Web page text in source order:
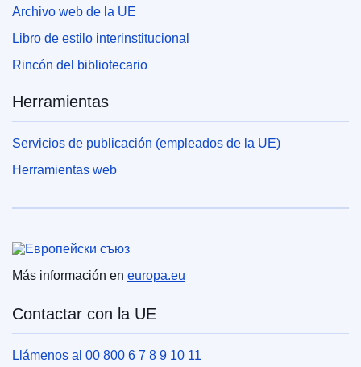
Archivo web de la UE
Libro de estilo interinstitucional
Rincón del bibliotecario
Herramientas
Servicios de publicación (empleados de la UE)
Herramientas web
Más información en europa.eu
Contactar con la UE
Llámenos al 00 800 6 7 8 9 10 11